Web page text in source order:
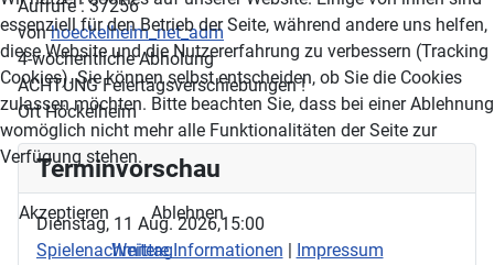
Aufrufe: 37256
vonhoeckelheim_net_adm
4-wöchentliche Abholung
ACHTUNG Feiertagsverschiebungen !
OrtHöckelheim
Terminvorschau
Dienstag, 11 Aug. 2026,15:00
Spielenachmittag
essenziell für den Betrieb der Seite, während andere uns helfen,
diese Website und die Nutzererfahrung zu verbessern (Tracking
Cookies). Sie können selbst entscheiden, ob Sie die Cookies
zulassen möchten. Bitte beachten Sie, dass bei einer Ablehnung
womöglich nicht mehr alle Funktionalitäten der Seite zur
Verfügung stehen.
Akzeptieren
Ablehnen
Weitere Informationen | Impressum